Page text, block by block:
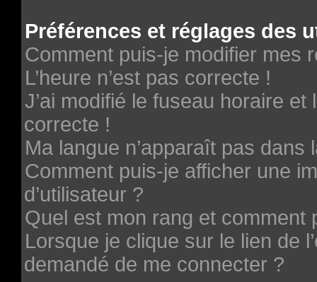
Préférences et réglages des
Comment puis-je modifier mes
L’heure n’est pas correcte !
J’ai modifié le fuseau horaire et
correcte !
Ma langue n’apparaît pas dans
Comment puis-je afficher une
d’utilisateur ?
Quel est mon rang et comment
Lorsque je clique sur le lien de
demandé de me connecter ?